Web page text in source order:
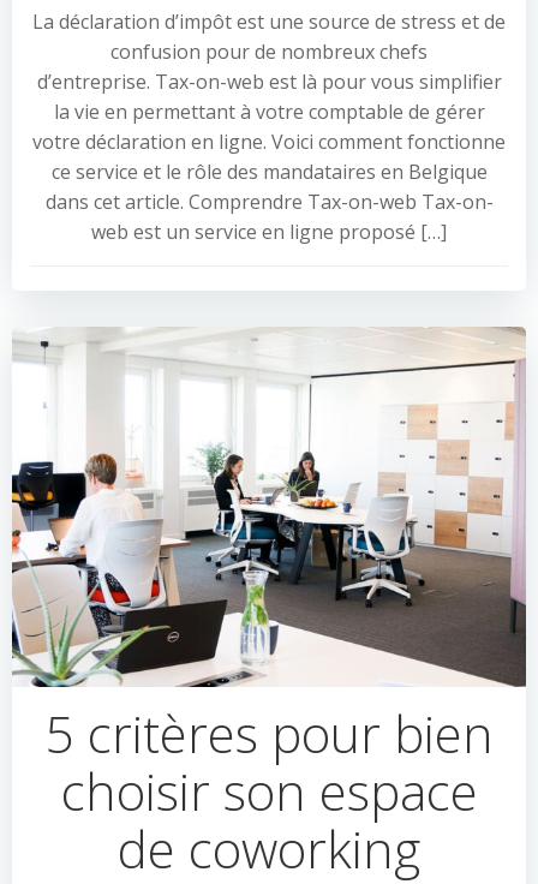
La déclaration d’impôt est une source de stress et de
confusion pour de nombreux chefs
d’entreprise. Tax-on-web est là pour vous simplifier
la vie en permettant à votre comptable de gérer
votre déclaration en ligne. Voici comment fonctionne
ce service et le rôle des mandataires en Belgique
dans cet article. Comprendre Tax-on-web Tax-on-
web est un service en ligne proposé […]
5 critères pour bien
choisir son espace
de coworking